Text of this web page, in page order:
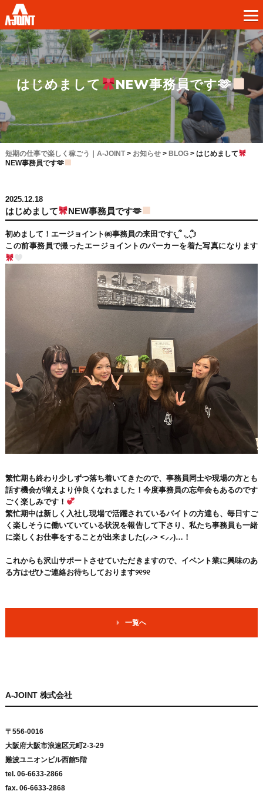
はじめまして NEW事務員です🫶
短期の仕事で楽しく稼ごう｜A-JOINT> お知らせ> BLOG> はじめまして
NEW事務員です🫶
2025.12.18
はじめまして NEW事務員です🫶
初めまして！エージョイント㈱事務員の来田です𐔌՞ ܸ.ˬ.ܸ՞𐦯
⁡この前事務員で撮ったエージョイントのパーカーを着た写真になります
繁忙期も終わり少しずつ落ち着いてきたので、事務員同士や現場の方とも
話す機会が増えより仲良くなれました！今度事務員の忘年会もあるのです
ごく楽しみです！
繁忙期中は新しく入社し現場で活躍されているバイトの方達も、毎日すご
く楽しそうに働いていている状況を報告して下さり、私たち事務員も一緒
に楽しくお仕事をすることが出来ました(⸝⸝> <⸝⸝)…！
これからも沢山サポートさせていただきますので、イベント業に興味のあ
る方はぜひご連絡お待ちしております୨୧୨୧
一覧へ
A-JOINT 株式会社
〒556-0016
大阪府大阪市浪速区元町2-3-29
難波ユニオンビル西館5階
tel. 06-6633-2866
fax. 06-6633-2868